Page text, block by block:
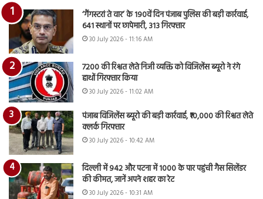
‘गैंगस्टरां ते वार’ के 190वें दिन पंजाब पुलिस की बड़ी कार्रवाई,
641 स्थानों पर छापेमारी, 313 गिरफ्तार
30 July 2026 - 11:16 AM
7200 की रिश्वत लेते निजी व्यक्ति को विजिलेंस ब्यूरो ने रंगे
हाथों गिरफ्तार किया
30 July 2026 - 11:02 AM
पंजाब विजिलेंस ब्यूरो की बड़ी कार्रवाई, ₹10,000 की रिश्वत लेते
क्लर्क गिरफ्तार
30 July 2026 - 10:42 AM
दिल्ली में 942 और पटना में 1000 के पार पहुंची गैस सिलेंडर
की कीमत, जानें अपने शहर का रेट
30 July 2026 - 10:31 AM